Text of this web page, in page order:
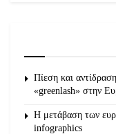
Πίεση και
«greenlash» στην
Η μετάβαση των
infographics